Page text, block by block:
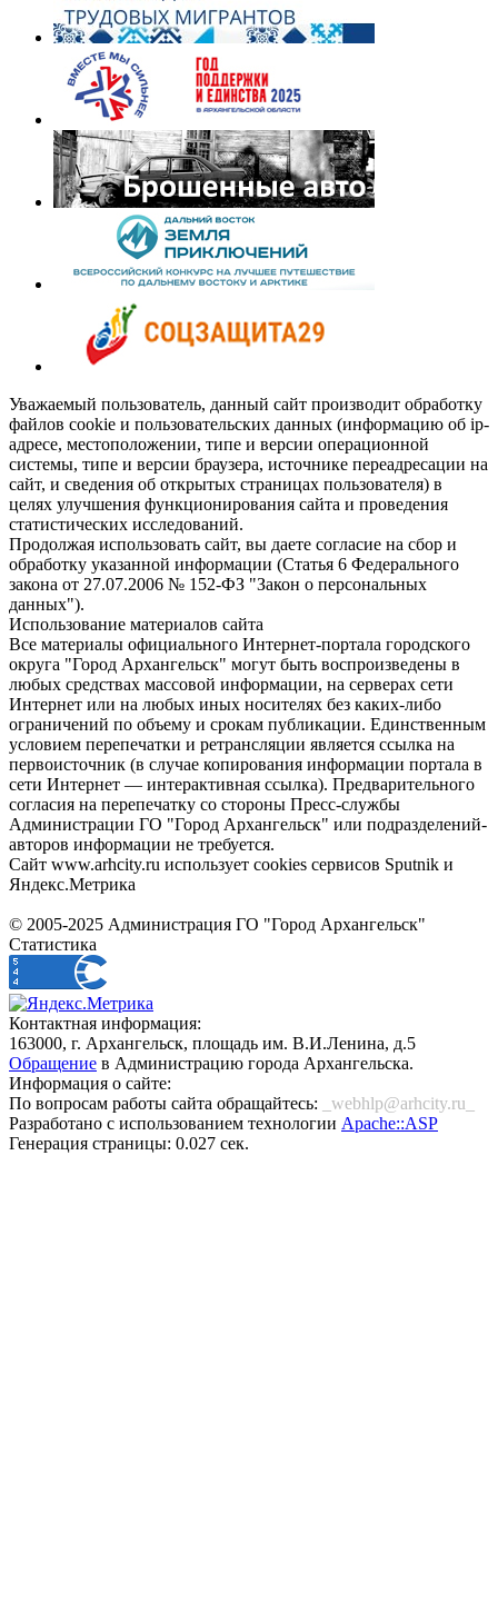
Уважаемый пользователь, данный сайт производит обработку
файлов cookie и пользовательских данных (информацию об ip-
адресе, местоположении, типе и версии операционной
системы, типе и версии браузера, источнике переадресации на
сайт, и сведения об открытых страницах пользователя) в
целях улучшения функционирования сайта и проведения
статистических исследований.
Продолжая использовать сайт, вы даете согласие на сбор и
обработку указанной информации (Статья 6 Федерального
закона от 27.07.2006 № 152-ФЗ "Закон о персональных
данных").
Использование материалов сайта
Все материалы официального Интернет-портала городского
округа "Город Архангельск" могут быть воспроизведены в
любых средствах массовой информации, на серверах сети
Интернет или на любых иных носителях без каких-либо
ограничений по объему и срокам публикации. Единственным
условием перепечатки и ретрансляции является ссылка на
первоисточник (в случае копирования информации портала в
сети Интернет — интерактивная ссылка). Предварительного
согласия на перепечатку со стороны Пресс-службы
Администрации ГО "Город Архангельск" или подразделений-
авторов информации не требуется.
Сайт www.arhcity.ru использует cookies сервисов Sputnik и
Яндекс.Метрика
© 2005-2025 Администрация ГО "Город Архангельск"
Статистика
Контактная информация:
163000, г. Архангельск, площадь им. В.И.Ленина, д.5
Обращение в Администрацию города Архангельска.
Информация о сайте:
По вопросам работы сайта обращайтесь:
_webhlp@arhcity.ru_
Разработано с использованием технологии Apache::ASP
Генерация страницы: 0.027 сек.